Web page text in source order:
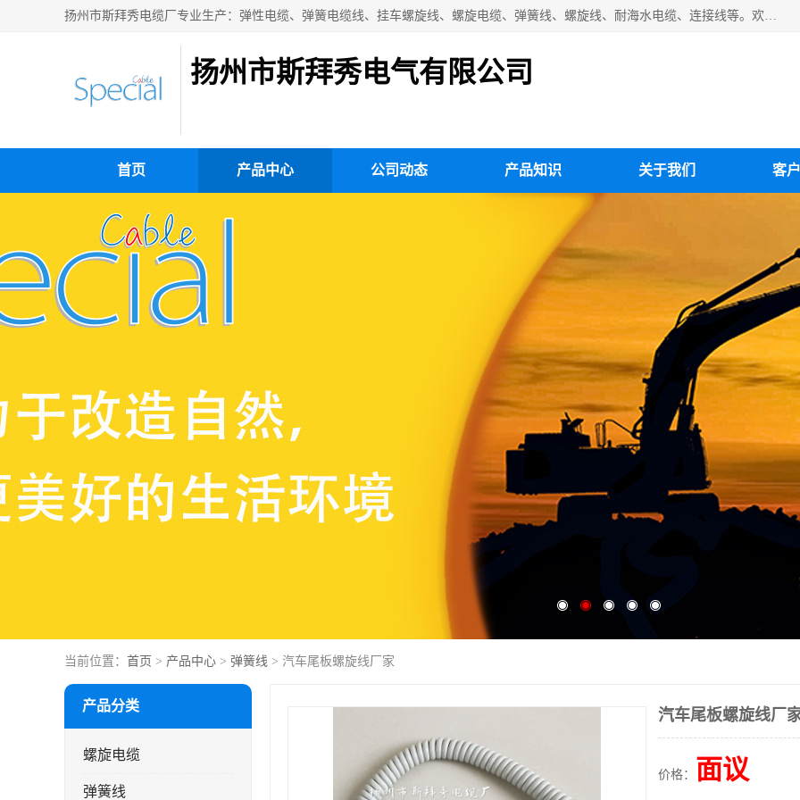
扬州市斯拜秀电缆厂专业生产：弹性电缆、弹簧电缆线、挂车螺旋线、螺旋电缆、弹簧线、螺旋线、耐海水电缆、连接线等。欢迎来电咨询！
扬州市斯拜秀电气有限公司
首页 产品中心 公司动态 产品知识 关于我们 客
当前位置： 首页 > 产品中心 > 弹簧线 > 汽车尾板螺旋线厂家
产品分类
螺旋电缆
弹簧线
汽车尾板螺旋线厂
价格： 面议